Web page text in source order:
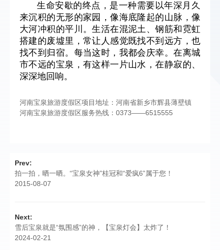
生命安歇的终点，是一种需要以年深月久
来沉积的无形的家园，像海底隆起的山脉，像
大河冲积的平川。生活在混泥土、钢筋和霓虹
搭建的废墟里，常让人感觉既找不到远方，也
找不到归宿。每当这时，我都会庆幸。在离城
市不远的宝泉，有这样一片山水，在静寂的、
深深地回响。
河南宝泉旅游度假区项目地址：河南省新乡市辉县薄壁镇
河南宝泉旅游度假区服务热线：0373——6515555
Prev:
拍一拍，晒一晒。“宝泉女神”桂冠和“爱疯6”属于您！
2015-08-07
Next:
雪后宝泉就是“氛围感”的神，【宝泉灯会】太炸了！
2024-02-21